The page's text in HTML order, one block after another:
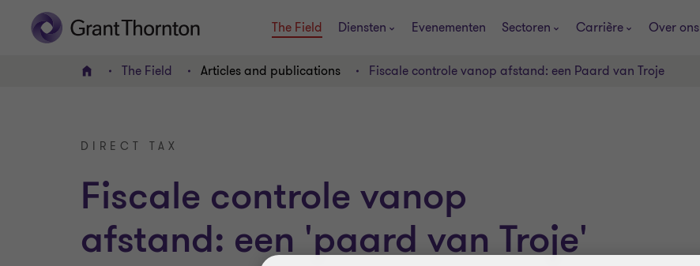
The Field Diensten Evenementen Sectoren Carrière Over ons
HOME The Field Articles and publications Fiscale controle vanop afstand: een Paard van Troje
DIRECT TAX
Fiscale controle vanop
afstand: een 'paard van Troje'